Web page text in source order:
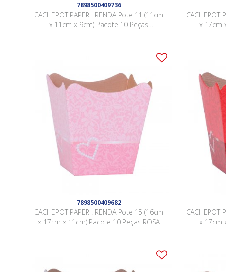
7898500409736
CACHEPOT PAPER . RENDA Pote 11 (11cm
x 11cm x 9cm) Pacote 10 Peças
CACHEPOT
x 17cm
7898500409682
CACHEPOT PAPER . RENDA Pote 15 (16cm
x 17cm x 11cm) Pacote 10 Peças ROSA
CACHEPOT
x 17cm